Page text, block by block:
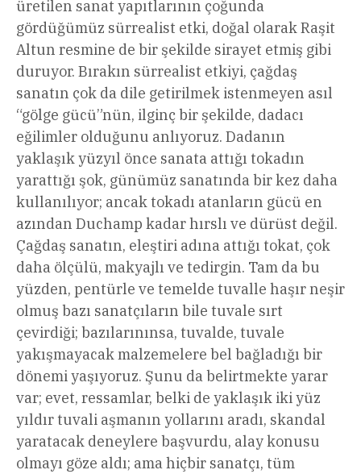
üretilen sanat yapıtlarının çoğunda
gördüğümüz sürrealist etki, doğal olarak Raşit
Altun resmine de bir şekilde sirayet etmiş gibi
duruyor. Bırakın sürrealist etkiyi, çağdaş
sanatın çok da dile getirilmek istenmeyen asıl
“gölge gücü”nün, ilginç bir şekilde, dadacı
eğilimler olduğunu anlıyoruz. Dadanın
yaklaşık yüzyıl önce sanata attığı tokadın
yarattığı şok, günümüz sanatında bir kez daha
kullanılıyor; ancak tokadı atanların gücü en
azından Duchamp kadar hırslı ve dürüst değil.
Çağdaş sanatın, eleştiri adına attığı tokat, çok
daha ölçülü, makyajlı ve tedirgin. Tam da bu
yüzden, pentürle ve temelde tuvalle haşır neşir
olmuş bazı sanatçıların bile tuvale sırt
çevirdiği; bazılarınınsa, tuvalde, tuvale
yakışmayacak malzemelere bel bağladığı bir
dönemi yaşıyoruz. Şunu da belirtmekte yarar
var; evet, ressamlar, belki de yaklaşık iki yüz
yıldır tuvali aşmanın yollarını aradı, skandal
yaratacak deneylere başvurdu, alay konusu
olmayı göze aldı; ama hiçbir sanatçı, tüm